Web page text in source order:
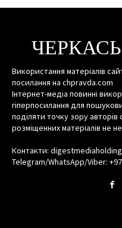
Використання матеріалів
посилання на chpravda.com
Інтернет-медіа повинні
гіперпосилання для
поділяти точку зору авторів
розміщенних матеріалів не
Контакти:
Telegram/WhatsApp/Viber: